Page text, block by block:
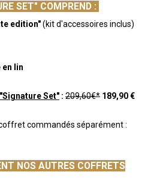
SET" COMPREND :
edition"(kit d'accessoires inclus)
en lin
"Signature Set" : 209,60€* 189,90 €
commandés séparément :
NOS AUTRES COFFRETS